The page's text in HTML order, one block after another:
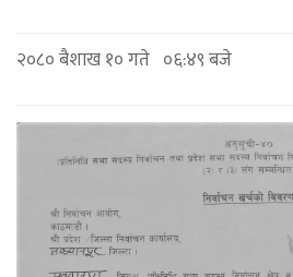
मकवानपुरको बकैया घैँटार र ललितपुरको बागमती
२०८० बैशाख १० गते ०६:४९ बजे